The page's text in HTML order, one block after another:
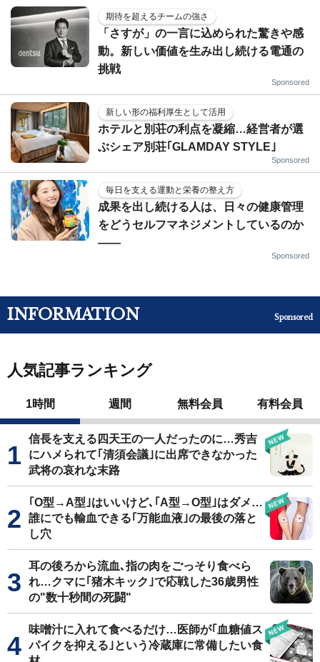
期待を超えるチームの強さ
「さすが」の一言に込められた驚きや感
動。新しい価値を生み出し続ける電通の
挑戦
Sponsored
新しい形の福利厚生として活用
ホテルと別荘の利点を凝縮…経営者が選
ぶシェア別荘｢GLAMDAY STYLE｣
Sponsored
毎日を支える運動と栄養の整え方
成果を出し続ける人は、日々の健康管理
をどうセルフマネジメントしているのか
——
Sponsored
INFORMATION Sponsored
人気記事ランキング
1時間 週間 無料会員 有料会員
信長を支える四天王の一人だったのに…秀吉
にハメられて｢清須会議｣に出席できなかった
武将の哀れな末路
｢O型→A型｣はいいけど､｢A型→O型｣はダメ…
誰にでも輸血できる｢万能血液｣の最後の落と
し穴
耳の後ろから流血､指の肉をごっそり食べら
れ…クマに｢猪木キック｣で応戦した36歳男性
の"数十秒間の死闘"
味噌汁に入れて食べるだけ…医師が｢血糖値ス
パイクを抑える｣という冷蔵庫に常備したい食